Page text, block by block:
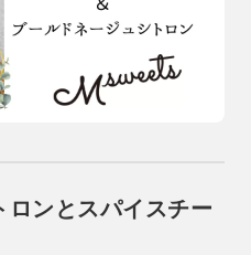
ロンとスパイスチー